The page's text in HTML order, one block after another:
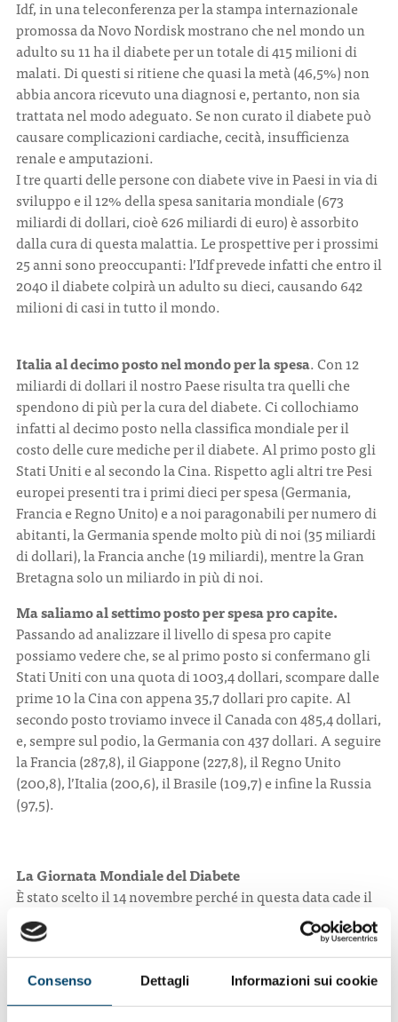
Consenso Dettagli Informazioni sui cookie
Idf, in una teleconferenza per la stampa internazionale
promossa da Novo Nordisk mostrano che nel mondo un
adulto su 11 ha il diabete per un totale di 415 milioni di
malati. Di questi si ritiene che quasi la metà (46,5%) non
abbia ancora ricevuto una diagnosi e, pertanto, non sia
trattata nel modo adeguato. Se non curato il diabete può
causare complicazioni cardiache, cecità, insufficienza
renale e amputazioni.
I tre quarti delle persone con diabete vive in Paesi in via di
sviluppo e il 12% della spesa sanitaria mondiale (673
miliardi di dollari, cioè 626 miliardi di euro) è assorbito
dalla cura di questa malattia. Le prospettive per i prossimi
25 anni sono preoccupanti: l’Idf prevede infatti che entro il
2040 il diabete colpirà un adulto su dieci, causando 642
milioni di casi in tutto il mondo.
Italia al decimo posto nel mondo per la spesa. Con 12
miliardi di dollari il nostro Paese risulta tra quelli che
spendono di più per la cura del diabete. Ci collochiamo
infatti al decimo posto nella classifica mondiale per il
costo delle cure mediche per il diabete. Al primo posto gli
Stati Uniti e al secondo la Cina. Rispetto agli altri tre Pesi
europei presenti tra i primi dieci per spesa (Germania,
Francia e Regno Unito) e a noi paragonabili per numero di
abitanti, la Germania spende molto più di noi (35 miliardi
di dollari), la Francia anche (19 miliardi), mentre la Gran
Bretagna solo un miliardo in più di noi.
Ma saliamo al settimo posto per spesa pro capite.
Passando ad analizzare il livello di spesa pro capite
possiamo vedere che, se al primo posto si confermano gli
Stati Uniti con una quota di 1003,4 dollari, scompare dalle
prime 10 la Cina con appena 35,7 dollari pro capite. Al
secondo posto troviamo invece il Canada con 485,4 dollari,
e, sempre sul podio, la Germania con 437 dollari. A seguire
la Francia (287,8), il Giappone (227,8), il Regno Unito
(200,8), l’Italia (200,6), il Brasile (109,7) e infine la Russia
(97,5).
La Giornata Mondiale del Diabete
È stato scelto il 14 novembre perché in questa data cade il
compleanno di
che, insieme a
Charles
Best, fu il primo a concepire l’idea che ha portato alla
scoperta di insulina nel 1921. Dopo l’adozione della
Risoluzione delle Nazioni Unite sul Diabete nel dicembre
2006, la Giornata Mondiale del Diabete è diventata una